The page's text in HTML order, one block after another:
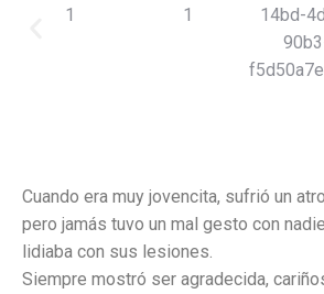
Cuando era muy jovencita, sufrió un
pero jamás tuvo un mal gesto con
lidiaba con sus lesiones.
Siempre mostró ser agradecida,